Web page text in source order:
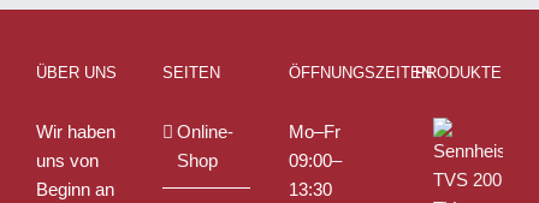
auf
ÜBER UNS
Wir haben
uns von
Beginn an
SEITEN
Online-
Shop
ÖFFNUNGSZEITEN
Mo–Fr
09:00–
13:30
PRODUKTE